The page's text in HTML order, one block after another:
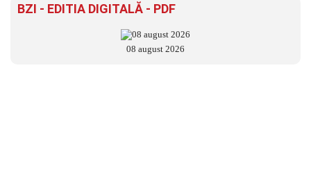
BZI - EDITIA DIGITALĂ - PDF
08 august 2026